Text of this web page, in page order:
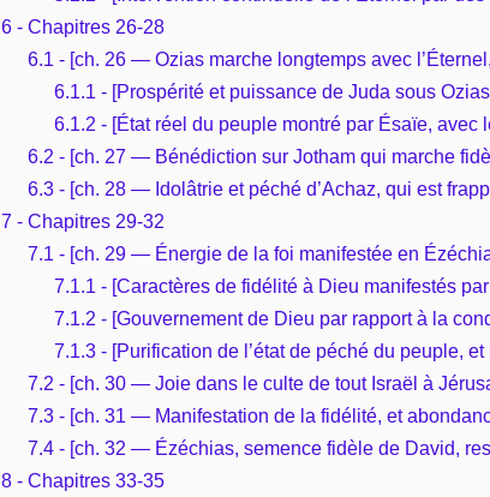
6 - Chapitres 26-28
6.1 - [ch. 26 — Ozias marche longtemps avec
6.1.1 - [Prospérité et puissance de Juda sous
6.1.2 - [État réel du peuple montré par Ésaïe, avec
6.2 - [ch. 27 — Bénédiction sur Jotham qui marche
6.3 - [ch. 28 — Idolâtrie et péché d’Achaz, qui est
7 - Chapitres 29-32
7.1 - [ch. 29 — Énergie de la foi manifestée en
7.1.1 - [Caractères de fidélité à Dieu manifestés
7.1.2 - [Gouvernement de Dieu par rapport à la
7.1.3 - [Purification de l’état de péché du peuple,
7.2 - [ch. 30 — Joie dans le culte de tout Israël à
7.3 - [ch. 31 — Manifestation de la fidélité, et
7.4 - [ch. 32 — Ézéchias, semence fidèle de David,
8 - Chapitres 33-35